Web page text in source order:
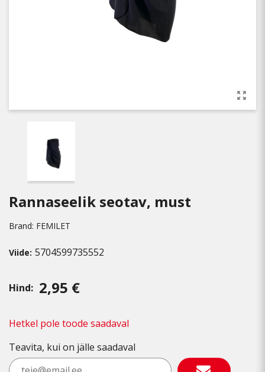
Rannaseelik seotav, must
Brand: FEMILET
Viide: 5704599735552
Hind: 2,95 €
Hetkel pole toode saadaval
Teavita, kui on jälle saadaval